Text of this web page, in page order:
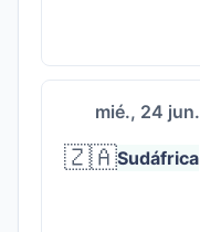
mié., 24 jun.
🇿🇦Sudáfrica